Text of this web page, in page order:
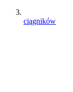
ciągników